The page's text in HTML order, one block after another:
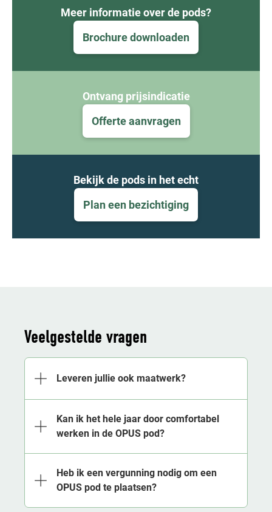
Meer informatie over de pods?
Brochure downloaden
Ontvang prijsindicatie
Offerte aanvragen
Bekijk de pods in het echt
Plan een bezichtiging
Veelgestelde vragen
Leveren jullie ook maatwerk?
Kan ik het hele jaar door comfortabel
werken in de OPUS pod?
Heb ik een vergunning nodig om een
OPUS pod te plaatsen?